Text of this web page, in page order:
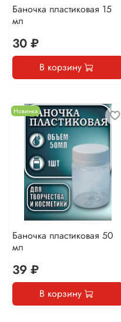
Баночка пластиковая 15
мл
30 ₽
В корзину
Новинка
Баночка пластиковая 50
мл
39 ₽
В корзину